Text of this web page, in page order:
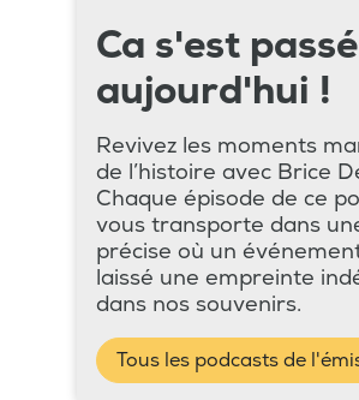
Ca s'est passé
aujourd'hui !
Revivez les moments
de l’histoire avec Brice
Chaque épisode de ce
vous transporte dans
précise où un
laissé une empreinte
dans nos souvenirs.
Tous les podcasts de